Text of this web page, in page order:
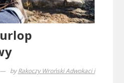
byRakoczy Wroński Adwokaci i